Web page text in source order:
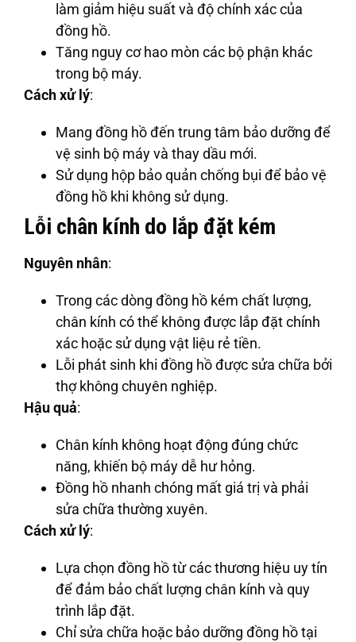
làm giảm hiệu suất và độ chính xác của
đồng hồ.
Tăng nguy cơ hao mòn các bộ phận khác
trong bộ máy.
Cách xử lý:
Mang đồng hồ đến trung tâm bảo dưỡng để
vệ sinh bộ máy và thay dầu mới.
Sử dụng hộp bảo quản chống bụi để bảo vệ
đồng hồ khi không sử dụng.
Lỗi chân kính do lắp đặt kém
Nguyên nhân:
Trong các dòng đồng hồ kém chất lượng,
chân kính có thể không được lắp đặt chính
xác hoặc sử dụng vật liệu rẻ tiền.
Lỗi phát sinh khi đồng hồ được sửa chữa bởi
thợ không chuyên nghiệp.
Hậu quả:
Chân kính không hoạt động đúng chức
năng, khiến bộ máy dễ hư hỏng.
Đồng hồ nhanh chóng mất giá trị và phải
sửa chữa thường xuyên.
Cách xử lý:
Lựa chọn đồng hồ từ các thương hiệu uy tín
để đảm bảo chất lượng chân kính và quy
trình lắp đặt.
Chỉ sửa chữa hoặc bảo dưỡng đồng hồ tại